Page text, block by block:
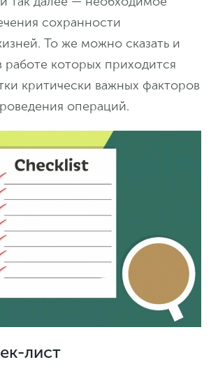
сохранности
То же можно сказать и
работе которых приходится
критически важных факторов
операций.
лист